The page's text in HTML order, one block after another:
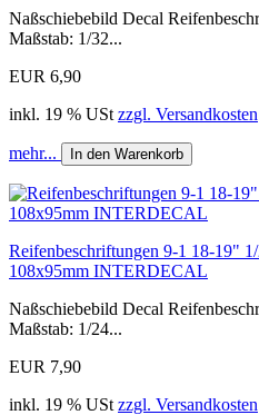
Naßschiebebild Decal
Maßstab: 1/32...
EUR 6,90
inkl. 19 % USt zzgl. Versandkosten
mehr... In den Warenkorb
Reifenbeschriftungen 9-1 18-19"
108x95mm INTERDECAL
Naßschiebebild Decal
Maßstab: 1/24...
EUR 7,90
inkl. 19 % USt zzgl. Versandkosten